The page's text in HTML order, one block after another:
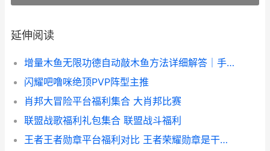
延伸阅读
增量木鱼无限功德自动敲木鱼方法详细解答｜手把手教你配置全自动敲击和功德累积
闪耀吧噜咪绝顶PVP阵型主推
肖邦大冒险平台福利集合 大肖邦比赛
联盟战歌福利礼包集合 联盟战斗福利
王者王者勋章平台福利对比 王者荣耀勋章是干嘛用的